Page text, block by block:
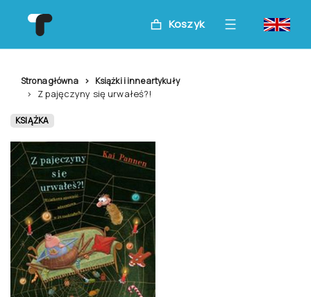
Koszyk
Strona główna Książki i inne artykuły
Z pajęczyny się urwałeś?!
KSIĄŻKA